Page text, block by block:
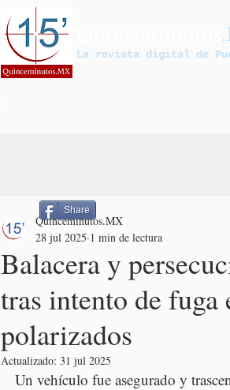
La revista digital de
Balacera y
tras intento de
polarizados
Quinceminutos.MX
28 jul 2025 1 min de lectura
Actualizado: 31 jul 2025
Un vehículo fue asegurado y
Share